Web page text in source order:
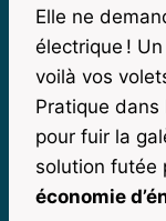
Elle ne
électrique !
voilà vos
Pratique dans
pour fuir la
solution futée
économie